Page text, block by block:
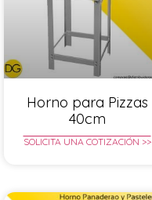
Horno para Pizzas
40cm
SOLICITA UNA COTIZACIÓN >>